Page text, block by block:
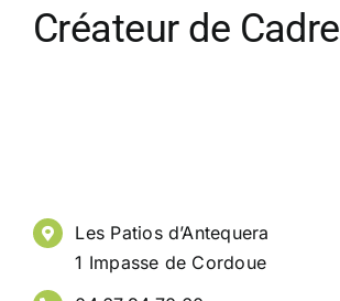
Créateur de
Les Patios d’Antequera
1 Impasse de Cordoue